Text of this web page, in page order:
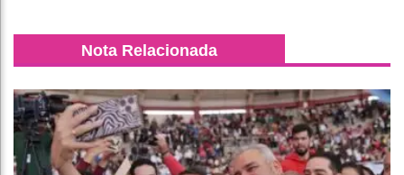
Nota Relacionada